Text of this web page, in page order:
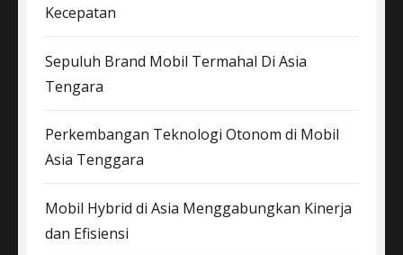
Kecepatan
Sepuluh Brand Mobil Termahal Di Asia
Tengara
Perkembangan Teknologi Otonom di Mobil
Asia Tenggara
Mobil Hybrid di Asia Menggabungkan Kinerja
dan Efisiensi